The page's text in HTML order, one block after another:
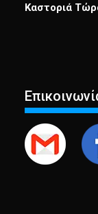
Καστοριά